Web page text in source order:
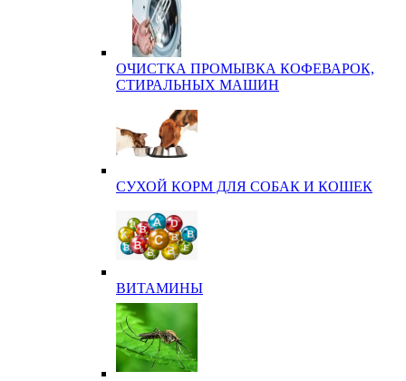
ОЧИСТКА ПРОМЫВКА КОФЕВАРОК,
СТИРАЛЬНЫХ МАШИН
СУХОЙ КОРМ ДЛЯ СОБАК И КОШЕК
ВИТАМИНЫ